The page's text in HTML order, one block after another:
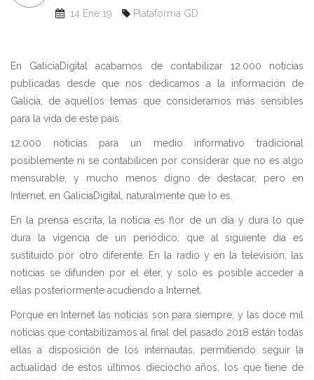
14 Ene 19 Plataforma GD
En GaliciaDigital acabamos de contabilizar 12.000 noticias
publicadas desde que nos dedicamos a la información de
Galicia, de aquellos temas que consideramos más sensibles
para la vida de este país.
12.000 noticias para un medio informativo tradicional
posiblemente ni se contabilicen por considerar que no es algo
mensurable, y mucho menos digno de destacar, pero en
Internet, en GaliciaDigital, naturalmente que lo es.
En la prensa escrita, la noticia es flor de un día y dura lo que
dura la vigencia de un periódico, que al siguiente día es
sustituído por otro diferente. En la radio y en la televisión, las
noticias se difunden por el éter, y solo es posible acceder a
ellas posteriormente acudiendo a Internet.
Porque en Internet las noticias son para siempre, y las doce mil
noticias que contabilizamos al final del pasado 2018 están todas
ellas a disposición de los internautas, permitiendo seguir la
actualidad de estos últimos dieciocho años, los que tiene de